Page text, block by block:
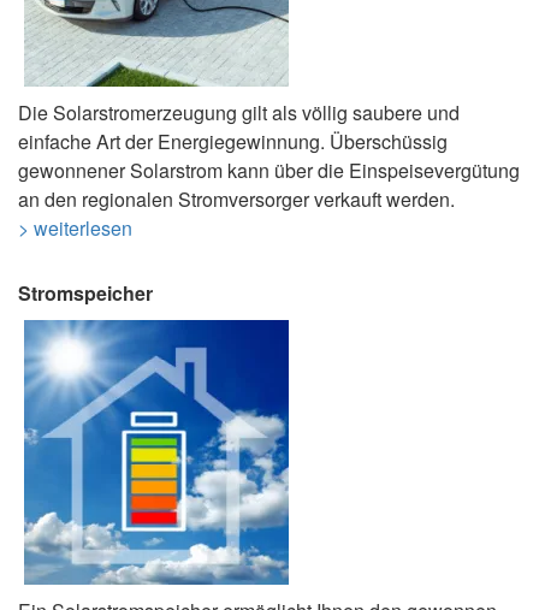
Die Solarstromerzeugung gilt als völlig saubere und
einfache Art der Energiegewinnung. Überschüssig
gewonnener Solarstrom kann über die Einspeisevergütung
an den regionalen Stromversorger verkauft werden.
> weiterlesen
Stromspeicher